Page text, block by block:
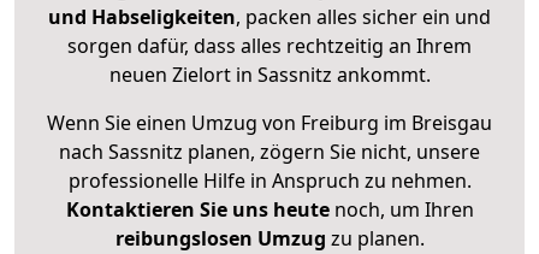
und Habseligkeiten, packen alles sicher ein und
sorgen dafür, dass alles rechtzeitig an Ihrem
neuen Zielort in Sassnitz ankommt.
Wenn Sie einen Umzug von Freiburg im Breisgau
nach Sassnitz planen, zögern Sie nicht, unsere
professionelle Hilfe in Anspruch zu nehmen.
Kontaktieren Sie uns heutenoch, um Ihren
reibungslosen Umzug zu planen.